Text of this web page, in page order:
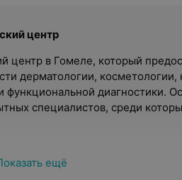
центр
в Гомеле, который
дерматологии, косметологии,
функциональной диагностики.
специалистов, среди
ещё